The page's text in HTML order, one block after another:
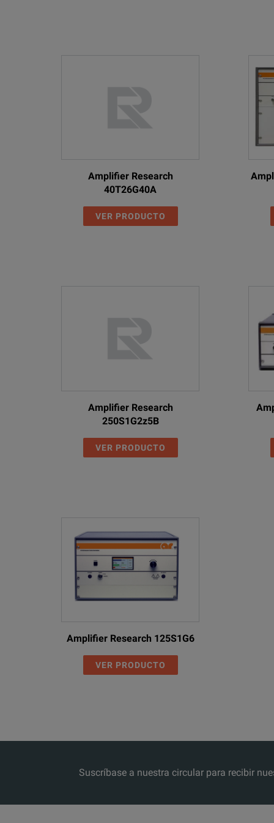
Amplifier Research
40T26G40A
VER PRODUCTO
Amplifier Research
250S1G2z5B
VER PRODUCTO
Amplifier Research 125S1G6
VER PRODUCTO
Suscríbase a nuestra circular para recibir